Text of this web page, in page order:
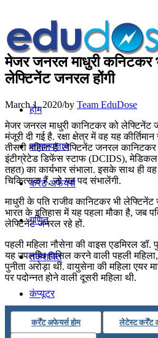
होम
सामान्यज्ञान
करेंट अफेयर्स
गणित
तर्कशक्ति
कंप्यूटर
अंग्रेजी
मेजर जनरल माधुरी कनिटकर
लेफ्टिनेंट जनरल होंगी
March 1, 2020/by Team EduDose
मेजर जनरल माधुरी कानिटकर को
मंजूरी दी गई है. रक्षा क्षेत्र में वह यह
तीसरी महिला हैं. लेफ्टिनेंट जनरल कानिटकर
इंटीग्रेटेड डिफेंस स्टाफ (DCIDS),
तहत) का कार्यभार संभाला. इसके साथ ही
चिकित्सक हैं, जो यह पद संभालेंगी.
माधुरी के पति राजीव कानिटकर भी
भारत के इतिहास में यह पहला मौका है, जब
लेफ्टिनेंट जनरल रहे हों.
पहली महिला नौसेना की वाइस एडमिरल डॉ.
यह उपलब्धि हासिल करने वाली पहली
पुनीता अरोड़ा थीं. वायुसेना की महिला एयर
पर पदोन्नत होने वाली दूसरी महिला थी.
कर्रेंट अफेयर्स होम लेटेस्ट कर्रेंट